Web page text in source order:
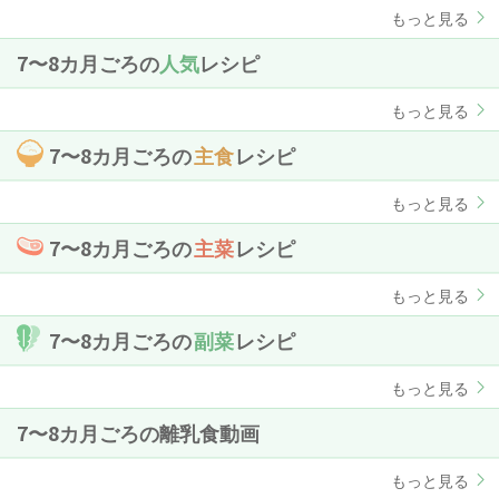
もっと見る
7〜8カ月ごろの人気レシピ
もっと見る
7〜8カ月ごろの主食レシピ
もっと見る
7〜8カ月ごろの主菜レシピ
もっと見る
7〜8カ月ごろの副菜レシピ
もっと見る
7〜8カ月ごろの離乳食動画
もっと見る